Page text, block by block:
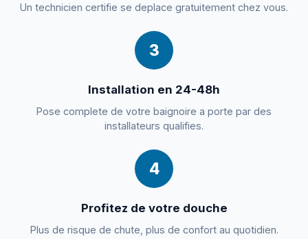
Un technicien certifie se deplace gratuitement chez vous.
3
Installation en 24-48h
Pose complete de votre baignoire a porte par des
installateurs qualifies.
4
Profitez de votre douche
Plus de risque de chute, plus de confort au quotidien.